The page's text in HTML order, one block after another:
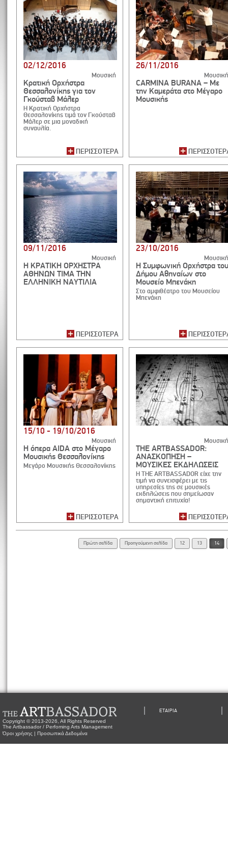
02/12/2016
Μουσική
Κρατική Ορχήστρα
Θεσσαλονίκης για τον
Γκούσταβ Μάλερ
H Κρατική Ορχήστρα
Θεσσαλονίκης τιμά τον Γκούσταβ
Μάλερ σε μια μοναδική
συναυλία.
ΠΕΡΙΣΣΟΤΕΡΑ
26/11/2016
Μουσική
CARMINA BURANA – Με
την Καμεράτα στο Μέγαρο
Μουσικής
09/11/2016
Μουσική
Η ΚΡΑΤΙΚΗ ΟΡΧΗΣΤΡΑ
ΑΘΗΝΩΝ ΤΙΜΑ ΤΗΝ
ΕΛΛΗΝΙΚΗ ΝΑΥΤΙΛΙΑ
ΠΕΡΙΣΣΟΤΕΡΑ
23/10/2016
Μουσική
Η Συμφωνική Ορχήστρα του
Δήμου Αθηναίων στο
Μουσείο Μπενάκη
Στο αμφιθέατρο του Μουσείου
Μπενάκη
15/10 - 19/10/2016
Μουσική
Η όπερα ΑIDA στο Μέγαρο
Μουσικής Θεσσαλονίκης
Μεγάρο Μουσικής Θεσσαλονίκης
ΠΕΡΙΣΣΟΤΕΡΑ
Μουσική
THE ARTBASSADOR:
ΑΝΑΣΚΟΠΗΣΗ –
ΜΟΥΣΙΚΕΣ ΕΚΔΗΛΩΣΕΙΣ
Η THE ARTBASSADOR είχε την
τιμή να συνεισφέρει με τις
υπηρεσίες της σε μουσικές
εκδηλώσεις που σημείωσαν
σημαντική επιτυχία!
Πρώτη σελίδα Προηγούμενη σελίδα 12 13 14
Copyright © 2013-2026, All Rights Reserved
The Artbassador / Perfoming Arts Management
Όροι χρήσης | Προσωπικά Δεδομένα
ΕΤΑΙΡΙΑ